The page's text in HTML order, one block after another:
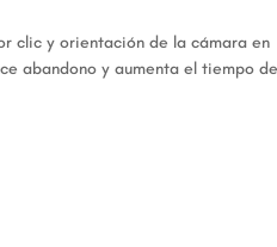
clic y orientación de la cámara en
abandono y aumenta el tiempo de